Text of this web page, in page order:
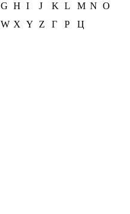
G H I J K L M N O
W X Y Z Г Р Ц